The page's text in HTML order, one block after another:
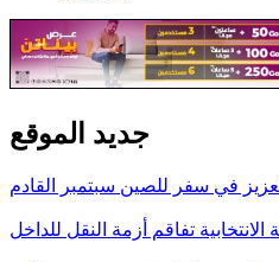
جديد الموقع
في سفر للصين سبتمبر القادم
الانتخابية تفاقم أزمة النقل للداخل